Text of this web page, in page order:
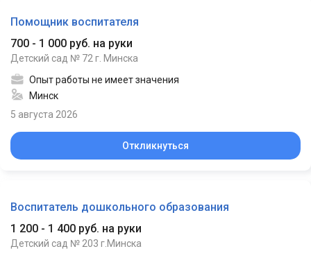
Помощник воспитателя
700 - 1 000 руб. на руки
Детский сад № 72 г. Минска
Опыт работы не имеет значения
Минск
5 августа 2026
Откликнуться
Воспитатель дошкольного образования
1 200 - 1 400 руб. на руки
Детский сад № 203 г.Минска